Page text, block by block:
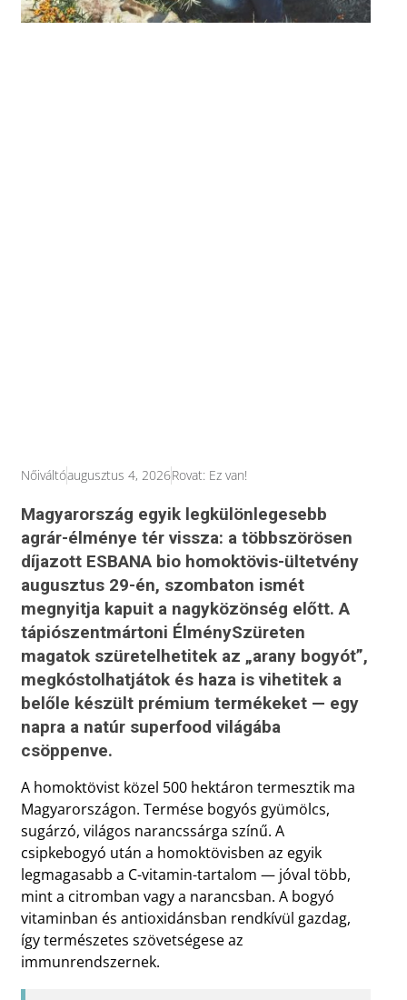
Nőiváltóaugusztus 4, 2026Rovat: Ez van!
Magyarország egyik legkülönlegesebb
agrár-élménye tér vissza: a többszörösen
díjazott ESBANA bio homoktövis-ültetvény
augusztus 29-én, szombaton ismét
megnyitja kapuit a nagyközönség előtt. A
tápiószentmártoni ÉlménySzüreten
magatok szüretelhetitek az „arany bogyót”,
megkóstolhatjátok és haza is vihetitek a
belőle készült prémium termékeket — egy
napra a natúr superfood világába
csöppenve.
A homoktövist közel 500 hektáron termesztik ma
Magyarországon. Termése bogyós gyümölcs,
sugárzó, világos narancssárga színű. A
csipkebogyó után a homoktövisben az egyik
legmagasabb a C-vitamin-tartalom — jóval több,
mint a citromban vagy a narancsban. A bogyó
vitaminban és antioxidánsban rendkívül gazdag,
így természetes szövetségese az
immunrendszernek.